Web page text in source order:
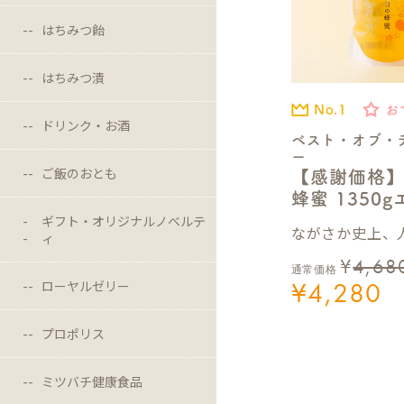
はちみつ飴
はちみつ漬
ドリンク・お酒
ご飯のおとも
ギフト・オリジナルノベルテ
ィ
ローヤルゼリー
プロポリス
ミツバチ健康食品
No.1 お
ベスト・オブ・
ー
【感謝価格
蜂蜜 1350g
ながさか史上、
通常価格 ¥
¥4,280